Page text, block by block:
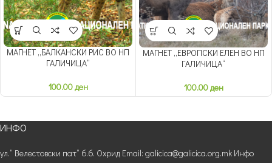
МАГНЕТ „БАЛКАНСКИ РИС ВО НП
ГАЛИЧИЦА“
100.00ден
МАГНЕТ „ЕВРОПСКИ ЕЛЕН ВО НП
ГАЛИЧИЦА“
100.00ден
ИНФО
ул.“ Велестовски пат“ б.б. Охрид Email: galicica@galicica.org.mk Инфо